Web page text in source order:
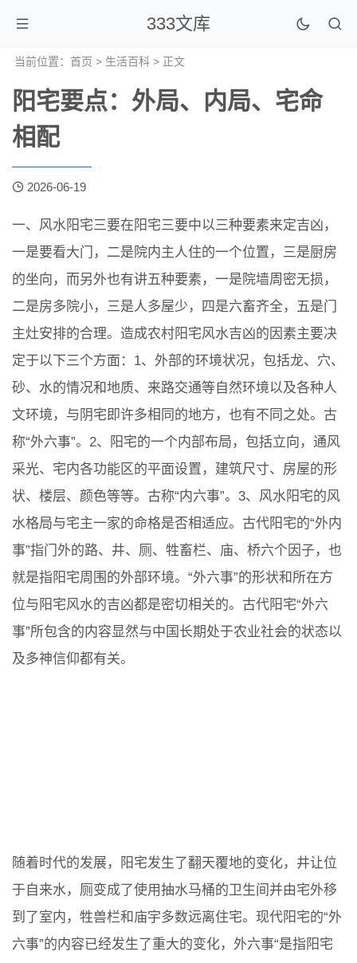
333文库
当前位置： 首页 > 生活百科 > 正文
阳宅要点：外局、内局、宅命
相配
2026-06-19
一、风水阳宅三要在阳宅三要中以三种要素来定吉凶，
一是要看大门，二是院内主人住的一个位置，三是厨房
的坐向，而另外也有讲五种要素，一是院墙周密无损，
二是房多院小，三是人多屋少，四是六畜齐全，五是门
主灶安排的合理。造成农村阳宅风水吉凶的因素主要决
定于以下三个方面：1、外部的环境状况，包括龙、穴、
砂、水的情况和地质、来路交通等自然环境以及各种人
文环境，与阴宅即许多相同的地方，也有不同之处。古
称“外六事”。2、阳宅的一个内部布局，包括立向，通风
采光、宅内各功能区的平面设置，建筑尺寸、房屋的形
状、楼层、颜色等等。古称“内六事”。3、风水阳宅的风
水格局与宅主一家的命格是否相适应。古代阳宅的“外内
事”指门外的路、井、厕、牲畜栏、庙、桥六个因子，也
就是指阳宅周围的外部环境。“外六事”的形状和所在方
位与阳宅风水的吉凶都是密切相关的。古代阳宅“外六
事”所包含的内容显然与中国长期处于农业社会的状态以
及多神信仰都有关。
随着时代的发展，阳宅发生了翻天覆地的变化，井让位
于自来水，厕变成了使用抽水马桶的卫生间并由宅外移
到了室内，牲兽栏和庙宇多数远离住宅。现代阳宅的“外
六事”的内容已经发生了重大的变化，外六事“是指阳宅